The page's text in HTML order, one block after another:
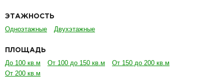
ЭТАЖНОСТЬ
Одноэтажные Двухэтажные
ПЛОЩАДЬ
До 100 кв.м От 100 до 150 кв.м
От 150 до 200 кв.м
От 200 кв.м